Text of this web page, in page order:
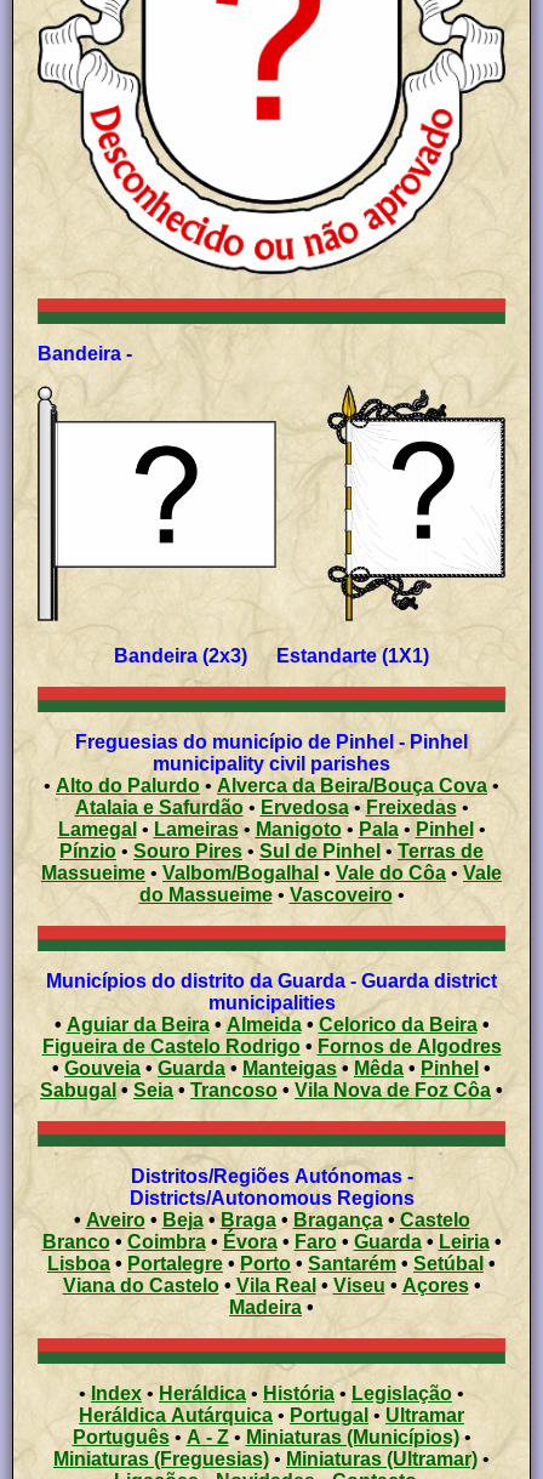
Bandeira -
Bandeira (2x3) Estandarte (1X1)
Freguesias do município de Pinhel - Pinhel
municipality civil parishes
• Alto do Palurdo • Alverca da Beira/Bouça Cova •
Atalaia e Safurdão• Ervedosa• Freixedas •
Lamegal • Lameiras • Manigoto• Pala• Pinhel •
Pínzio • Souro Pires • Sul de Pinhel •Terras de
Massueime • Valbom/Bogalhal • Vale do Côa • Vale
do Massueime•Vascoveiro•
Municípios do distrito da Guarda - Guarda district
municipalities
• Aguiar da Beira• Almeida• Celorico da Beira•
Figueira de Castelo Rodrigo• Fornos de Algodres
•Gouveia •Guarda • Manteigas • Mêda • Pinhel •
Sabugal •Seia • Trancoso• Vila Nova de Foz Côa •
Distritos/Regiões Autónomas -
Districts/Autonomous Regions
• Aveiro• Beja• Braga• Bragança• Castelo
Branco•Coimbra• Évora• Faro• Guarda• Leiria•
Lisboa • Portalegre• Porto • Santarém • Setúbal•
Viana do Castelo• Vila Real •Viseu • Açores •
Madeira •
• Index • Heráldica • História • Legislação •
Heráldica Autárquica • Portugal • Ultramar
Português• A - Z• Miniaturas (Municípios)•
Miniaturas (Freguesias) • Miniaturas (Ultramar)•